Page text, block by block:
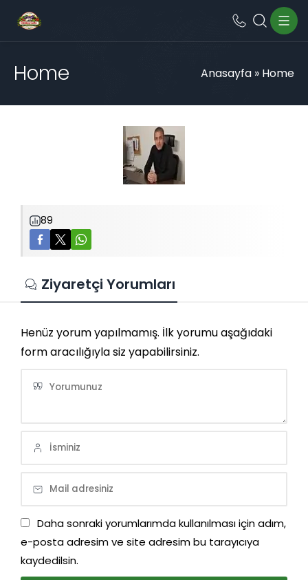
Home Anasayfa » Home
89
Ziyaretçi Yorumları
Henüz yorum yapılmamış. İlk yorumu aşağıdaki
form aracılığıyla siz yapabilirsiniz.
Daha sonraki yorumlarımda kullanılması için adım,
e-posta adresim ve site adresim bu tarayıcıya
kaydedilsin.